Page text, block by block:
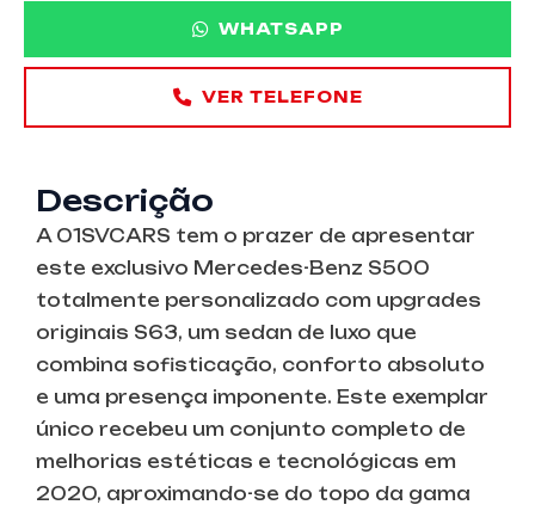
WHATSAPP
VER TELEFONE
Descrição
A 01SVCARS tem o prazer de apresentar
este exclusivo Mercedes-Benz S500
totalmente personalizado com upgrades
originais S63, um sedan de luxo que
combina sofisticação, conforto absoluto
e uma presença imponente. Este exemplar
único recebeu um conjunto completo de
melhorias estéticas e tecnológicas em
2020, aproximando-se do topo da gama